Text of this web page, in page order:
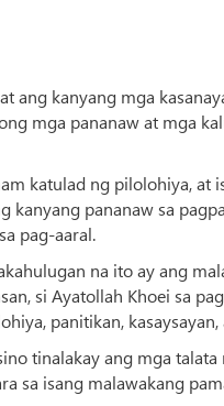
ang kanyang mga
mga pananaw at mga
katulad ng pilolohiya, at
kanyang pananaw sa
pag-aaral.
na ito ay ang
si Ayatollah Khoei sa
panitikan, kasaysayan,
tinalakay ang mga talata
sa isang malawakang